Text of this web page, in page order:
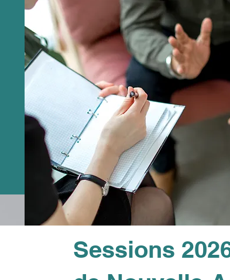
Sessions